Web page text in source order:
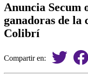
Anuncia Secum
ganadoras de la
Colibrí
Compartir en: